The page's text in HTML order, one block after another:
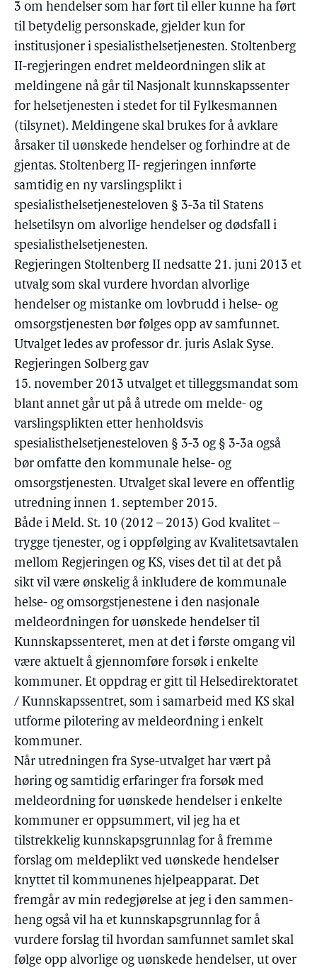
3 om hendelser som har ført til eller kunne ha ført
til betydelig personskade, gjelder kun for
institusjoner i spesialisthelsetjenesten. Stoltenberg
II-regjeringen endret meldeordningen slik at
meldingene nå går til Nasjonalt kunnskapssenter
for helsetjenesten i stedet for til Fylkesmannen
(tilsynet). Meldingene skal brukes for å avklare
årsaker til uønskede hendelser og forhindre at de
gjentas. Stoltenberg II- regjeringen innførte
samtidig en ny varslingsplikt i
spesialisthelsetjenesteloven § 3-3a til Statens
helsetilsyn om alvorlige hendelser og dødsfall i
spesialisthelsetjenesten.
Regjeringen Stoltenberg II nedsatte 21. juni 2013 et
utvalg som skal vurdere hvordan alvorlige
hendelser og mistanke om lovbrudd i helse- og
omsorgstjenesten bør følges opp av samfunnet.
Utvalget ledes av professor dr. juris Aslak Syse.
Regjeringen Solberg gav
15. november 2013 utvalget et tilleggsmandat som
blant annet går ut på å utrede om melde- og
varslingsplikten etter henholdsvis
spesialisthelsetjenesteloven § 3-3 og § 3-3a også
bør omfatte den kommunale helse- og
omsorgstjenesten. Utvalget skal levere en offentlig
utredning innen 1. september 2015.
Både i Meld. St. 10 (2012 – 2013) God kvalitet –
trygge tjenester, og i oppfølging av Kvalitetsavtalen
mellom Regjeringen og KS, vises det til at det på
sikt vil være ønskelig å inkludere de kommunale
helse- og omsorgstjenestene i den nasjonale
meldeordningen for uønskede hendelser til
Kunnskapssenteret, men at det i første omgang vil
være aktuelt å gjennomføre forsøk i enkelte
kommuner. Et oppdrag er gitt til Helsedirektoratet
/ Kunnskapssentret, som i samarbeid med KS skal
utforme pilotering av meldeordning i enkelt
kommuner.
Når utredningen fra Syse-utvalget har vært på
høring og samtidig erfaringer fra forsøk med
meldeordning for uønskede hendelser i enkelte
kommuner er oppsummert, vil jeg ha et
tilstrekkelig kunnskapsgrunnlag for å fremme
forslag om meldeplikt ved uønskede hendelser
knyttet til kommunenes hjelpeapparat. Det
fremgår av min redegjørelse at jeg i den sammen-
heng også vil ha et kunnskapsgrunnlag for å
vurdere forslag til hvordan samfunnet samlet skal
følge opp alvorlige og uønskede hendelser, ut over